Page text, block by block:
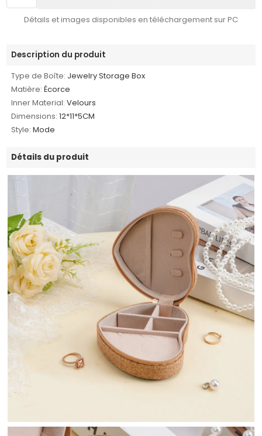
Détails et images disponibles en téléchargement sur PC
Description du produit
Type de Boîte: Jewelry Storage Box
Matière: Écorce
Inner Material: Velours
Dimensions: 12*11*5CM
Style: Mode
Détails du produit